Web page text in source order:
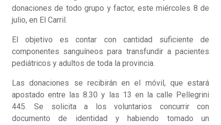
donaciones de todo grupo y factor, este miércoles 8 de
julio, en El Carril.
El objetivo es contar con cantidad suficiente de
componentes sanguíneos para transfundir a pacientes
pediátricos y adultos de toda la provincia.
Las donaciones se recibirán en el móvil, que estará
apostado entre las 8.30 y las 13 en la calle Pellegrini
445. Se solicita a los voluntarios concurrir con
documento de identidad y habiendo tomado un